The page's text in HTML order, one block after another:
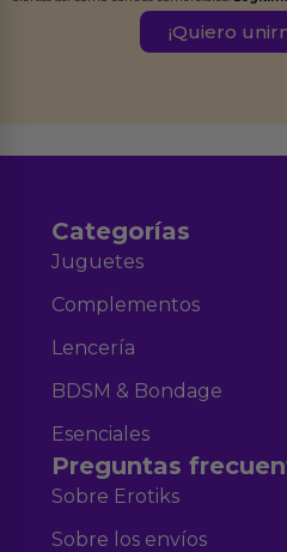
Destinatarios:Ferran Roig
Categorías
Juguetes
Complementos
Lencería
BDSM & Bondage
Esenciales
Preguntas
Sobre Erotiks
Sobre los envíos